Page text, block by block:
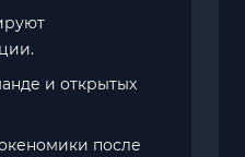
и открытых
после